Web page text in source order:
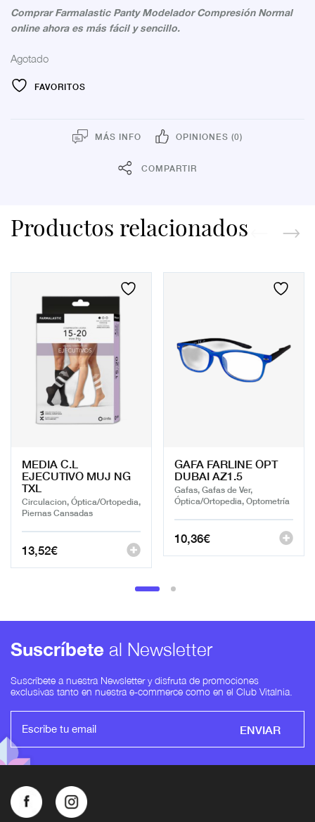
Comprar Farmalastic Panty Modelador Compresión Normal
online ahora es más fácil y sencillo.
Agotado
FAVORITOS
MÁS INFO OPINIONES (0)
COMPARTIR
Productos relacionados
MEDIA C.L
EJECUTIVO MUJ NG
TXL
Circulacion, Óptica/Ortopedia,
Piernas Cansadas
13,52€
GAFA FARLINE OPT
DUBAI AZ1.5
Gafas, Gafas de Ver,
Óptica/Ortopedia, Optometría
10,36€
Suscríbete al Newsletter
Suscríbete a nuestra Newsletter y disfruta de promociones
exclusivas tanto en nuestra e-commerce como en el Club Vitalnia.
ENVIAR